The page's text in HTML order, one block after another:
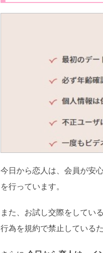
今日から恋人は、会員が安
を行っています。
また、お試し交際をしてい
行為を規約で禁止している